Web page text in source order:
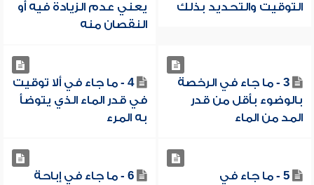
التوقيت والتحديد بذلك
يعني عدم الزيادة فيه أو
النقصان منه
3 - ما جاء في الرخصة
بالوضوء بأقل من قدر
المد من الماء
4 - ما جاء في ألا توقيت
في قدر الماء الذي يتوضأ
به المرء
5 - ما جاء في
6 - ما جاء في إباحة